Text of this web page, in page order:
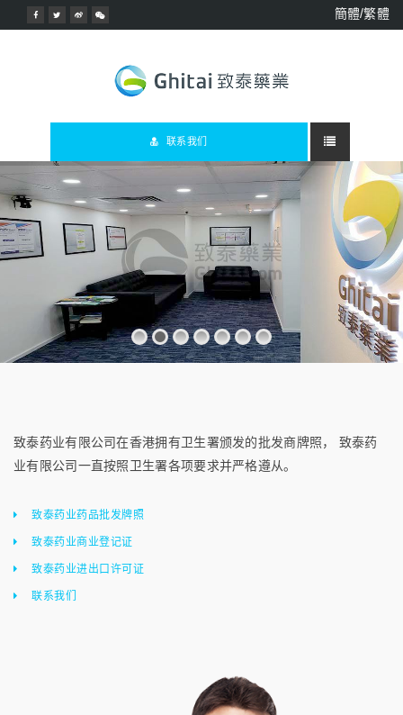
簡體/繁體
联系我们
致泰药业有限公司在香港拥有卫生署颁发的批发商牌照， 致泰药
业有限公司一直按照卫生署各项要求并严格遵从。
致泰药业药品批发牌照
致泰药业商业登记证
致泰药业进出口许可证
联系我们